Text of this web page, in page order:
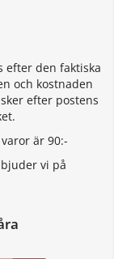
efter den faktiska
och kostnaden
efter postens
är 90:-
vi på